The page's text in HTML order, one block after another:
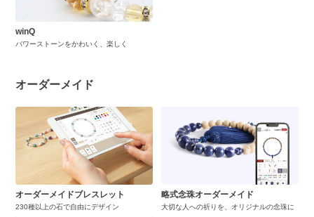
winQ
パワーストーンをかわいく、楽しく
オーダーメイド
オーダーメイドブレスレット
230種以上の石で自由にデザイン
略式念珠オーダーメイド
大切な人への祈りを、オリジナルの念珠に